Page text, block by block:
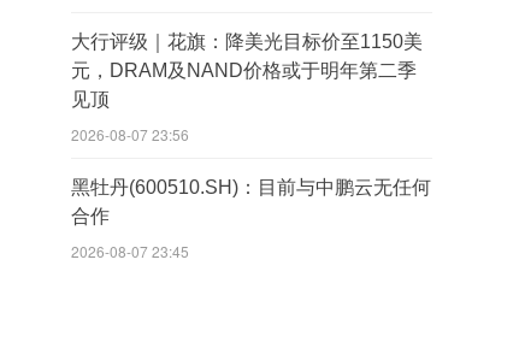
大行评级｜花旗：降美光目标价至1150美
元，DRAM及NAND价格或于明年第二季
见顶
2026-08-07 23:56
黑牡丹(600510.SH)：目前与中鹏云无任何
合作
2026-08-07 23:45